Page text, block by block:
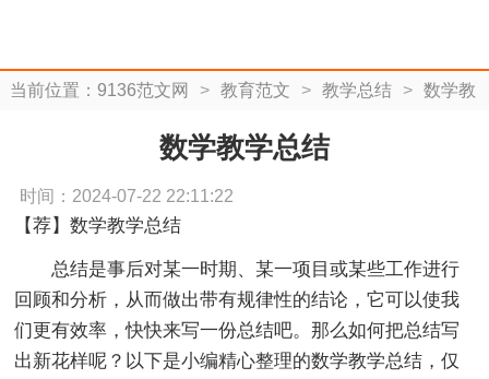
当前位置： 9136范文网 > 教育范文 > 教学总结 > 数学教
数学教学总结
时间：2024-07-22 22:11:22
【荐】数学教学总结
总结是事后对某一时期、某一项目或某些工作进行
回顾和分析，从而做出带有规律性的结论，它可以使我
们更有效率，快快来写一份总结吧。那么如何把总结写
出新花样呢？以下是小编精心整理的数学教学总结，仅